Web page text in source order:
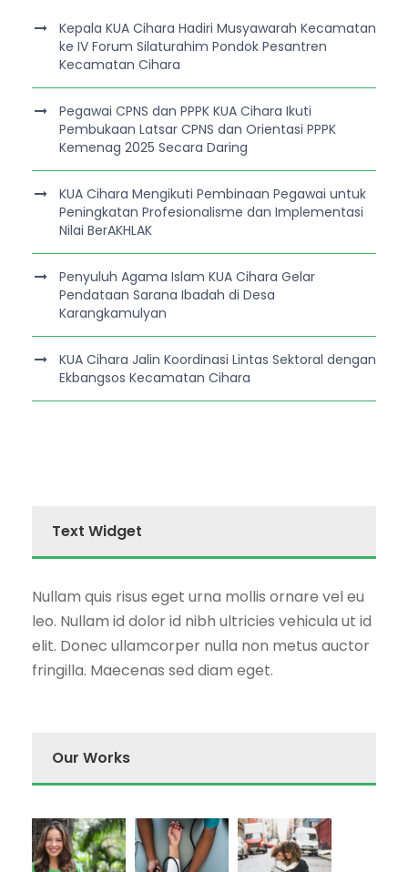
Kepala KUA Cihara Hadiri Musyawarah Kecamatan
ke IV Forum Silaturahim Pondok Pesantren
Kecamatan Cihara
Pegawai CPNS dan PPPK KUA Cihara Ikuti
Pembukaan Latsar CPNS dan Orientasi PPPK
Kemenag 2025 Secara Daring
KUA Cihara Mengikuti Pembinaan Pegawai untuk
Peningkatan Profesionalisme dan Implementasi
Nilai BerAKHLAK
Penyuluh Agama Islam KUA Cihara Gelar
Pendataan Sarana Ibadah di Desa
Karangkamulyan
KUA Cihara Jalin Koordinasi Lintas Sektoral dengan
Ekbangsos Kecamatan Cihara
Text Widget
Nullam quis risus eget urna mollis ornare vel eu
leo. Nullam id dolor id nibh ultricies vehicula ut id
elit. Donec ullamcorper nulla non metus auctor
fringilla. Maecenas sed diam eget.
Our Works